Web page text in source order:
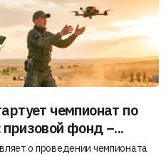
чемпионат по
фонд –...
о проведении чемпионата